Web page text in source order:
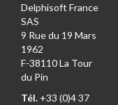
Delphisoft France
SAS
9 Rue du 19 Mars
1962
F-38110 La Tour
du Pin
Tél. +33 (0)4 37